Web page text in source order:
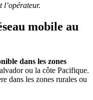
l’opérateur.
mobile au
dans les zones
ou la côte Pacifique.
dans les zones rurales ou